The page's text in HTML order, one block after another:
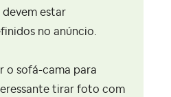
devem estar
no anúncio.
o sofá-cama para
tirar foto com